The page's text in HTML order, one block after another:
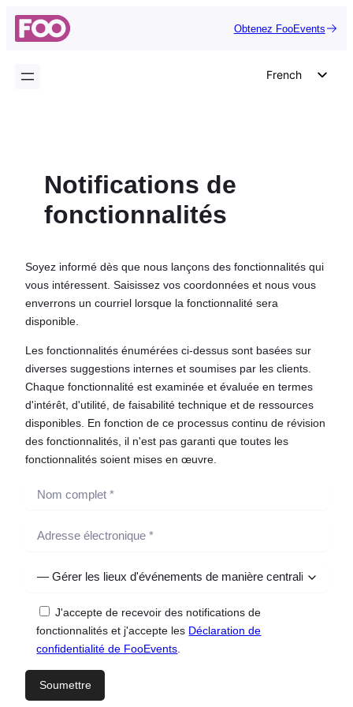
Aller
Obtenez FooEvents
French
Czech
Greek
Notifications de
fonctionnalités
Soyez informé dès que nous lançons des fonctionnalités qui
vous intéressent. Saisissez vos coordonnées et nous vous
enverrons un courriel lorsque la fonctionnalité sera
disponible.
Les fonctionnalités énumérées ci-dessus sont basées sur
diverses suggestions internes et soumises par les clients.
Chaque fonctionnalité est examinée et évaluée en termes
d'intérêt, d'utilité, de faisabilité technique et de ressources
disponibles. En fonction de ce processus continu de révision
des fonctionnalités, il n'est pas garanti que toutes les
fonctionnalités soient mises en œuvre.
J'accepte de recevoir des notifications de
fonctionnalités et j'accepte les Déclaration de
confidentialité de FooEvents.